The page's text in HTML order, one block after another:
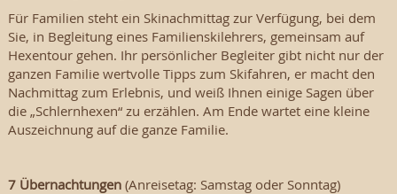
Für Familien steht ein Skinachmittag zur Verfügung, bei dem
Sie, in Begleitung eines Familienskilehrers, gemeinsam auf
Hexentour gehen. Ihr persönlicher Begleiter gibt nicht nur der
ganzen Familie wertvolle Tipps zum Skifahren, er macht den
Nachmittag zum Erlebnis, und weiß Ihnen einige Sagen über
die „Schlernhexen“ zu erzählen. Am Ende wartet eine kleine
Auszeichnung auf die ganze Familie.
7 Übernachtungen (Anreisetag: Samstag oder Sonntag)